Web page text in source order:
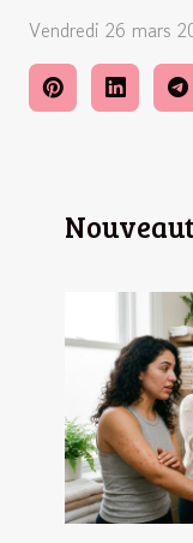
Vendredi 26 mars